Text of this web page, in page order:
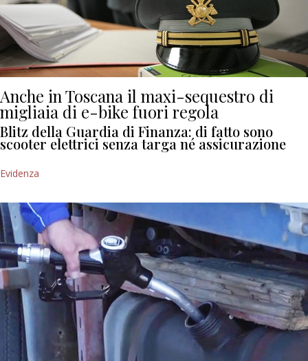
Anche in Toscana il maxi-sequestro di
migliaia di e-bike fuori regola
Blitz della Guardia di Finanza: di fatto sono
scooter elettrici senza targa né assicurazione
Evidenza